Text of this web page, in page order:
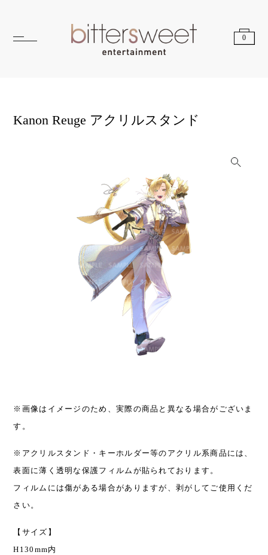
0
Kanon Reuge アクリルスタンド
※画像はイメージのため、実際の商品と異なる場合がございま
す。
※アクリルスタンド・キーホルダー等のアクリル系商品には、
表面に薄く透明な保護フィルムが貼られております。
フィルムには傷がある場合がありますが、剥がしてご使用くだ
さい。
【サイズ】
H130mm内